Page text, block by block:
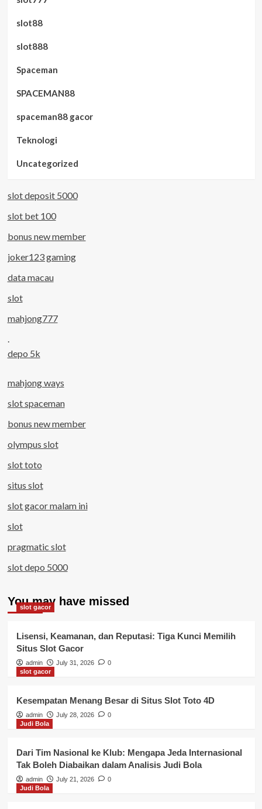
slot88
slot888
Spaceman
SPACEMAN88
spaceman88 gacor
Teknologi
Uncategorized
slot deposit 5000
slot bet 100
bonus new member
joker123 gaming
data macau
slot
mahjong777
.
depo 5k
mahjong ways
slot spaceman
bonus new member
olympus slot
slot toto
situs slot
slot gacor malam ini
slot
pragmatic slot
slot depo 5000
You may have missed
slot gacor
Lisensi, Keamanan, dan Reputasi: Tiga Kunci Memilih
Situs Slot Gacor
admin July 31, 2026
0
slot gacor
Kesempatan Menang Besar di Situs Slot Toto 4D
admin July 28, 2026
0
Judi Bola
Dari Tim Nasional ke Klub: Mengapa Jeda Internasional
Tak Boleh Diabaikan dalam Analisis Judi Bola
admin July 21, 2026
0
Judi Bola